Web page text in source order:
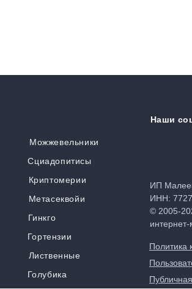
Можжевельники
Сциадопитисы
Криптомерии
Метасеквойи
Гинкго
Гортензии
Лиственные
Наши
ИП
ИНН:
© 2005-
Политика
Голубика